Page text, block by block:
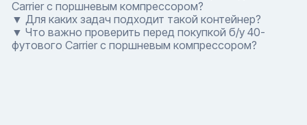
Carrier с поршневым компрессором?
▼ Для каких задач подходит такой контейнер?
▼ Что важно проверить перед покупкой б/у 40-
футового Carrier с поршневым компрессором?